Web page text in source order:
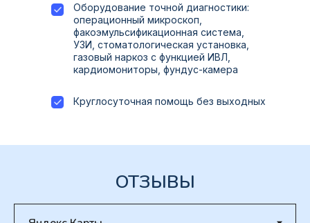
Круглосуточная помощь без выходных
Оборудование точной диагностики:
операционный микроскоп,
факоэмульсификационная система,
УЗИ, стоматологическая установка,
газовый наркоз с функцией ИВЛ,
кардиомониторы, фундус-камера
ОТЗЫВЫ